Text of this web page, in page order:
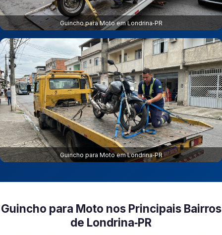
Guincho para Moto em Londrina‑PR
Guincho para Moto em Londrina‑PR
Guincho para Moto nos Principais Bairros
de Londrina‑PR